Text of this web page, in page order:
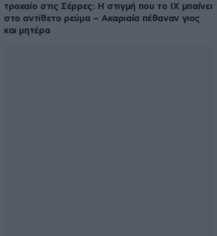
GNK 23·03·2026 14:22
Ειναι άξια συγχαρητηρίων για τις φιλανθρωπίες που
τροχαίο στις Σέρρες: Η στιγμή που το ΙΧ μπαίνει
στο αντίθετο ρεύμα – Ακαριαία πέθαναν γιος
και μητέρα